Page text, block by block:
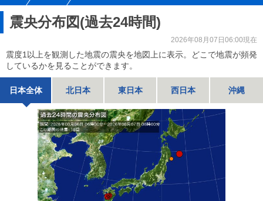
震央分布図(過去24時間)
2026年08月07日06:00現在
震度1以上を観測した地震の震央を地図上に表示。どこで地震が頻発
しているかを見ることができます。
日本全体 北日本 東日本 西日本 沖縄